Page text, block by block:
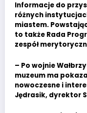
Informacje do
różnych
miastem.
to także Rada
zespół
– Po wojnie
muzeum ma
nowoczesne i
Jędrasik, dyrektor